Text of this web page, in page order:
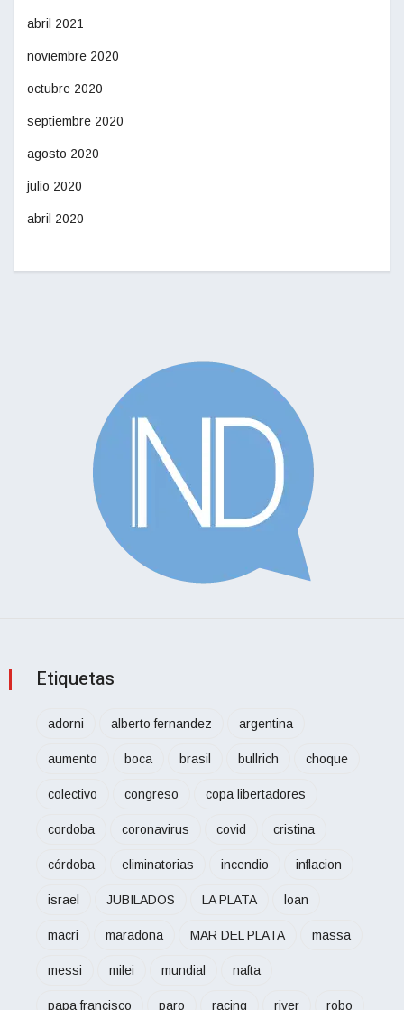
abril 2021
noviembre 2020
octubre 2020
septiembre 2020
agosto 2020
julio 2020
abril 2020
Etiquetas
adorni alberto fernandez argentina
aumento boca brasil bullrich choque
colectivo congreso copa libertadores
cordoba coronavirus covid cristina
córdoba eliminatorias incendio inflacion
israel JUBILADOS LA PLATA loan
macri maradona MAR DEL PLATA massa
messi milei mundial nafta
papa francisco paro racing river robo